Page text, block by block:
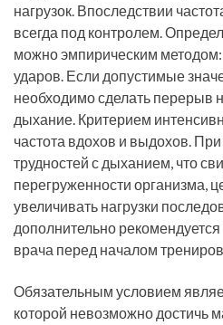
нагрузок. Впоследствии
всегда под контролем.
можно эмпирическим методом:
ударов. Если допустимые
необходимо сделать перерыв
дыхание. Критерием
частота вдохов и выдохов.
трудностей с дыханием, что
перегруженности организма,
увеличивать нагрузки
дополнительно
врача перед началом
Обязательным условием
которой невозможно достичь